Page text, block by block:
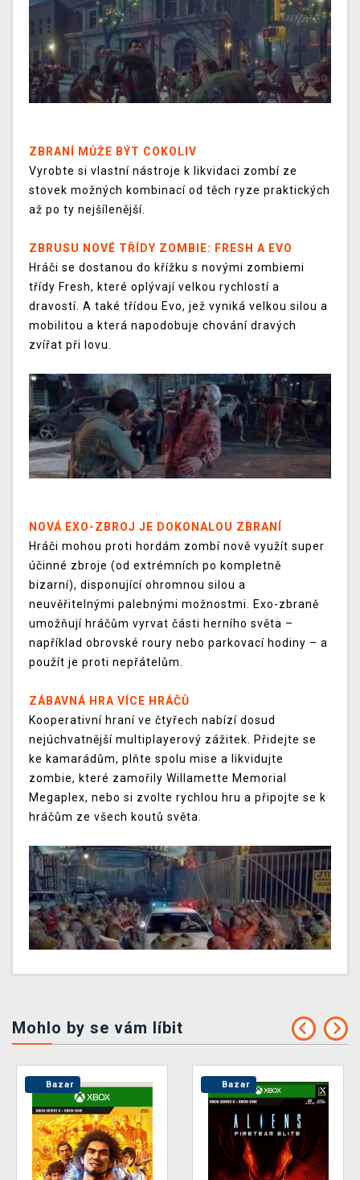
ZBRANÍ MŮŽE BÝT COKOLIV
Vyrobte si vlastní nástroje k likvidaci zombí ze
stovek možných kombinací od těch ryze praktických
až po ty nejšílenější.
ZBRUSU NOVÉ TŘÍDY ZOMBIE: FRESH A EVO
Hráči se dostanou do křížku s novými zombiemi
třídy Fresh, které oplývají velkou rychlostí a
dravostí. A také třídou Evo, jež vyniká velkou silou a
mobilitou a která napodobuje chování dravých
zvířat při lovu.
NOVÁ EXO-ZBROJ JE DOKONALOU ZBRANÍ
Hráči mohou proti hordám zombí nově využít super
účinné zbroje (od extrémních po kompletně
bizarní), disponující ohromnou silou a
neuvěřitelnými palebnými možnostmi. Exo-zbraně
umožňují hráčům vyrvat části herního světa –
například obrovské roury nebo parkovací hodiny – a
použít je proti nepřátelům.
ZÁBAVNÁ HRA VÍCE HRÁČŮ
Kooperativní hraní ve čtyřech nabízí dosud
nejúchvatnější multiplayerový zážitek. Přidejte se
ke kamarádům, plňte spolu mise a likvidujte
zombie, které zamořily Willamette Memorial
Megaplex, nebo si zvolte rychlou hru a připojte se k
hráčům ze všech koutů světa.
Mohlo by se vám líbit
Bazar Bazar